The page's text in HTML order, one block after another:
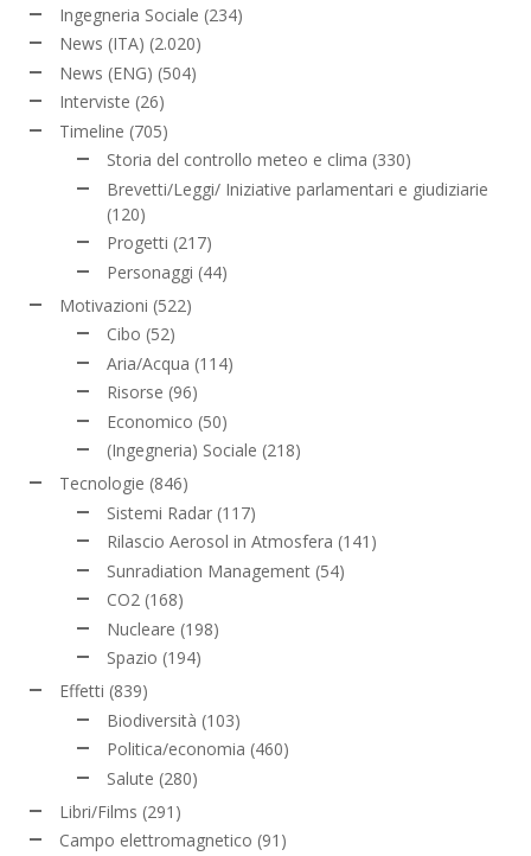
Ingegneria Sociale (234)
News (ITA) (2.020)
News (ENG) (504)
Interviste (26)
Timeline (705)
Storia del controllo meteo e clima (330)
Brevetti/Leggi/ Iniziative parlamentari e giudiziarie
(120)
Progetti (217)
Personaggi (44)
Motivazioni (522)
Cibo (52)
Aria/Acqua (114)
Risorse (96)
Economico (50)
(Ingegneria) Sociale (218)
Tecnologie (846)
Sistemi Radar (117)
Rilascio Aerosol in Atmosfera (141)
Sunradiation Management (54)
CO2 (168)
Nucleare (198)
Spazio (194)
Effetti (839)
Biodiversità (103)
Politica/economia (460)
Salute (280)
Libri/Films (291)
Campo elettromagnetico (91)